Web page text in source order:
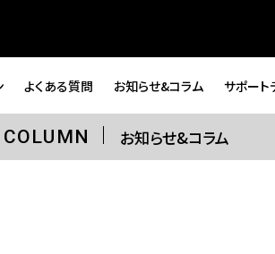
よくある質問 お知らせ&コラム サポート
お知らせ&コラム